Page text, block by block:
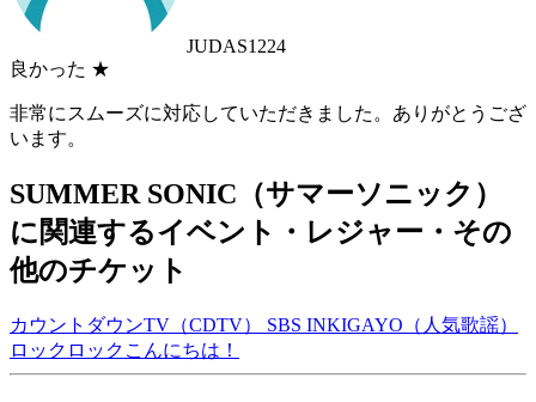
JUDAS1224
良かった ★
非常にスムーズに対応していただきました。ありがとうござ
います。
SUMMER SONIC（サマーソニック）
に関連するイベント・レジャー・その
他のチケット
カウントダウンTV（CDTV） SBS INKIGAYO（人気歌謡）
ロックロックこんにちは！